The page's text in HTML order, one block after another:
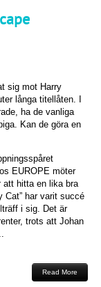
sig mot Harry
långa titellåten. I
ha de vanliga
Kan de göra en
EUROPE möter
att hitta en lika bra
Cat” har varit succé
i sig. Det är
trots att Johan
Read More